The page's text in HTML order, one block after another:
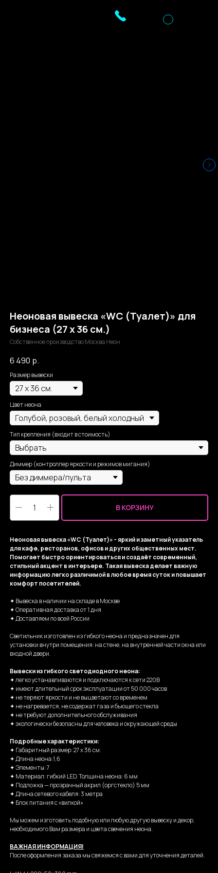
Неоновая вывеска «WC (Туалет)» для
бизнеса (27 х 36 см.)
Собственное производство Москва Неон
6 490 р.
Размер вывески
Цвет неона
Тип крепления (входит в стоимость)
Диммер (контроллер яркости и режимов мигания)
В КОРЗИНУ
Неоновая вывеска «WC (Туалет)» - яркий и заметный указатель
для кафе, ресторанов, офисов и других общественных мест.
Помогает быстро ориентироваться и создаёт современный,
стильный акцент в интерьере. Такая вывеска делает важную
информацию легко различимой в любое время суток и повышает
комфорт посетителей.
✦ Вывеска в наличии на складе в Москве
✦ Оперативная доставка от 1 дня
✦ Доставляем по всей России
Светильник изготовлен из гибкого неона и предназначен для
установки внутри помещения: на стене, на внутренней части окна или
входной двери.
Вывески из гибкого светодиодного неона:
✦ легко устанавливаются и подключаются к сети 220В
✦ имеют длительный срок эксплуатации от 50 000 часов
✦ не теряют яркости и не выцветают со временем
✦ не нагревается, не содержат газа и бьющего стекла
✦ не требуют дополнительного обслуживания
✦ экологически безопасны для человека и окружающей среды
Подробные характеристики:
✦ Габаритный размер: 27 х 36 см.
✦ Длина неона:1,6
✦ Элементы: 7
✦ Материал: гибкий LED. Толщина неона: 6 мм
✦ Подложка — прозрачный акрил (оргстекло) 5 мм
✦ Длина сетевого кабеля: 3 метра
✦ Блок питания с «вилкой»
Мы можем изготовить подобную или любую другую вывеску и декор,
необходимого Вам размера и цвета свечения неона.
ВАЖНАЯ ИНФОРМАЦИЯ!
После оформления заказа мы свяжемся с вами для уточнения деталей.